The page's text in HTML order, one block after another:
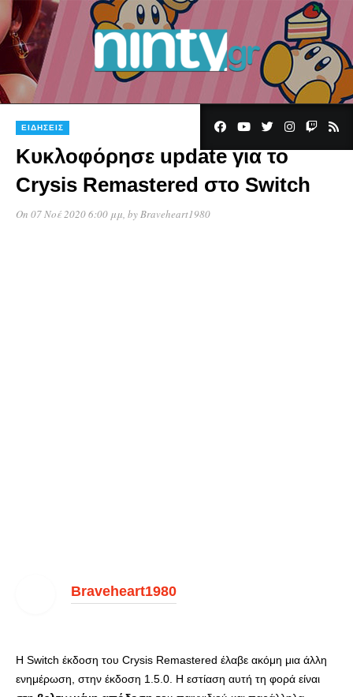
ΕΙΔΉΣΕΙΣ
Κυκλοφόρησε update για το
Crysis Remastered στο Switch
On 07 Νοέ 2020 6:00 μμ, byBraveheart1980
Braveheart1980
Η Switch έκδοση του Crysis Remastered έλαβε ακόμη μια άλλη
ενημέρωση, στην έκδοση 1.5.0. Η εστίαση αυτή τη φορά είναι